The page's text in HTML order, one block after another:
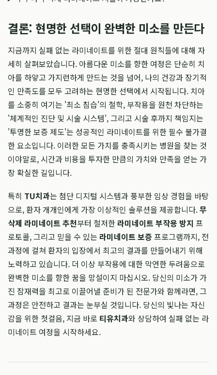
결론: 현명한 선택이 완벽한 미소를 만든다
지금까지 실패 없는 라미네이트를 위한 절대 원칙들에 대해 자
세히 살펴보았습니다. 아름다운 미소를 향한 여정은 단순히 치
아를 하얗고 가지런하게 만드는 것을 넘어, 나의 건강과 장기적
인 만족도를 모두 고려하는 현명한 선택에서 시작됩니다. 치아
를 소중히 여기는 '최소 침습'의 철학, 부작용을 원천 차단하는
'체계적인 진단 및 시술 시스템', 그리고 시술 후까지 책임지는
'투명한 보증 제도'는 성공적인 라미네이트를 위한 필수 불가결
한 요소입니다. 이러한 모든 가치를 충족시키는 병원을 찾는 것
이야말로, 시간과 비용을 투자한 만큼의 가치와 만족을 얻는 가
장 확실한 길입니다.
특히 TU치과는 첨단 디지털 시스템과 풍부한 임상 경험을 바탕
으로, 환자 개개인에게 가장 이상적인 솔루션을 제공합니다.무
삭제 라미네이트 추천부터 철저한 라미네이트 부작용 방지 프
로토콜, 그리고 믿을 수 있는 라미네이트 보증 프로그램까지, 전
과정에 걸쳐 환자의 입장에서 최고의 결과를 만들어내기 위해
노력하고 있습니다. 더 이상 부작용에 대한 막연한 두려움으로
완벽한 미소를 향한 꿈을 망설이지 마십시오. 당신의 미소가 가
진 잠재력을 최고로 이끌어낼 준비가 된 전문가와 함께라면, 그
과정은 안전하고 결과는 눈부실 것입니다. 당신의 빛나는 자신
감을 위한 첫걸음, 지금 바로 티유치과와 상담하여 실패 없는 라
미네이트 여정을 시작하세요.